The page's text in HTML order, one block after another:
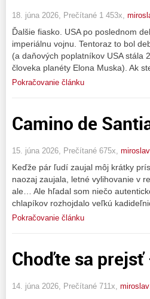
18. júna 2026, Prečítané 1 453x,
Ďalšie fiasko. USA po poslednom
imperiálnu vojnu. Tentoraz to bol
(a daňových poplatníkov USA stála
človeka planéty Elona Muska). Ak
Pokračovanie článku
Camino de
15. júna 2026, Prečítané 675x,
Keďže pár ľudí zaujal môj krátky
naozaj zaujala, letné vylihovanie v
ale… Ale hľadal som niečo
chlapíkov rozhojdalo veľkú
Pokračovanie článku
Choďte sa
14. júna 2026, Prečítané 711x,